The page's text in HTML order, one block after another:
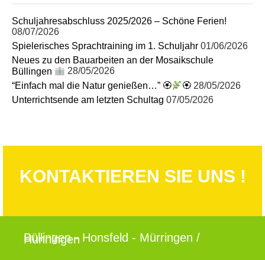
Schuljahresabschluss 2025/2026 – Schöne Ferien!
08/07/2026
Spielerisches Sprachtraining im 1. Schuljahr 01/06/2026
Neues zu den Bauarbeiten an der Mosaikschule
Büllingen
28/05/2026
“Einfach mal die Natur genießen…” 🏵
🏵 28/05/2026
Unterrichtsende am letzten Schultag 07/05/2026
KONTAKTIEREN SIE UNS !
Büllingen - Honsfeld - Mürringen /
Hünningen